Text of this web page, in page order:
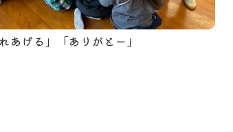
あげる」「ありがとー」